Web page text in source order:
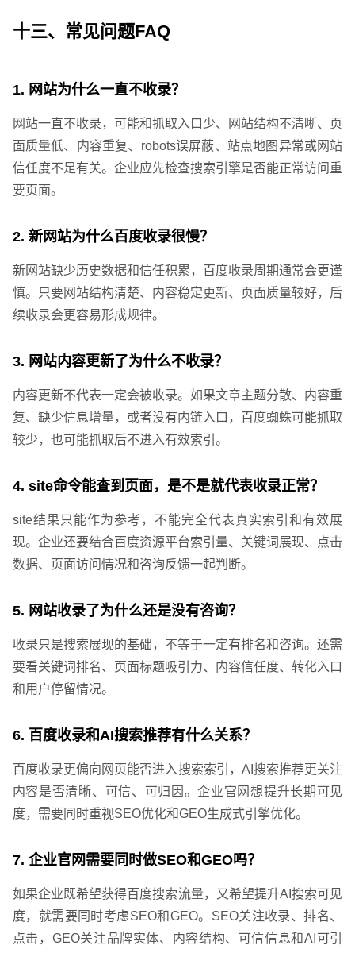
十三、常见问题FAQ
1. 网站为什么一直不收录？
网站一直不收录，可能和抓取入口少、网站结构不清晰、页
面质量低、内容重复、robots误屏蔽、站点地图异常或网站
信任度不足有关。企业应先检查搜索引擎是否能正常访问重
要页面。
2. 新网站为什么百度收录很慢？
新网站缺少历史数据和信任积累，百度收录周期通常会更谨
慎。只要网站结构清楚、内容稳定更新、页面质量较好，后
续收录会更容易形成规律。
3. 网站内容更新了为什么不收录？
内容更新不代表一定会被收录。如果文章主题分散、内容重
复、缺少信息增量，或者没有内链入口，百度蜘蛛可能抓取
较少，也可能抓取后不进入有效索引。
4. site命令能查到页面，是不是就代表收录正常？
site结果只能作为参考，不能完全代表真实索引和有效展
现。企业还要结合百度资源平台索引量、关键词展现、点击
数据、页面访问情况和咨询反馈一起判断。
5. 网站收录了为什么还是没有咨询？
收录只是搜索展现的基础，不等于一定有排名和咨询。还需
要看关键词排名、页面标题吸引力、内容信任度、转化入口
和用户停留情况。
6. 百度收录和AI搜索推荐有什么关系？
百度收录更偏向网页能否进入搜索索引，AI搜索推荐更关注
内容是否清晰、可信、可归因。企业官网想提升长期可见
度，需要同时重视SEO优化和GEO生成式引擎优化。
7. 企业官网需要同时做SEO和GEO吗？
如果企业既希望获得百度搜索流量，又希望提升AI搜索可见
度，就需要同时考虑SEO和GEO。SEO关注收录、排名、
点击，GEO关注品牌实体、内容结构、可信信息和AI可引
您的预算 1万以内
需要方案后报价